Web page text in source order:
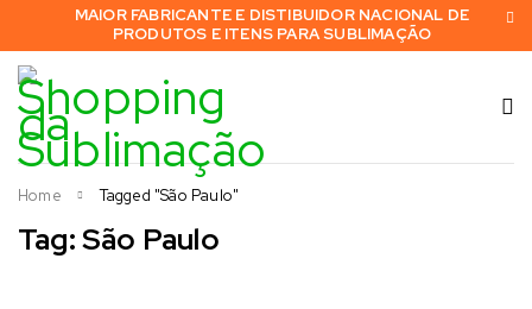
MAIOR FABRICANTE E DISTIBUIDOR NACIONAL DE
PRODUTOS E ITENS PARA SUBLIMAÇÃO
Tag: São Paulo
Home Tagged "São Paulo"